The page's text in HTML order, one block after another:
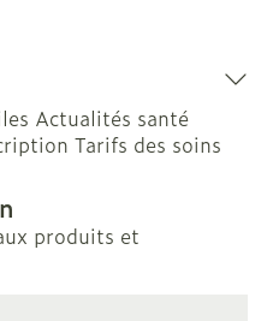
Actualités santé
Tarifs des soins
produits et